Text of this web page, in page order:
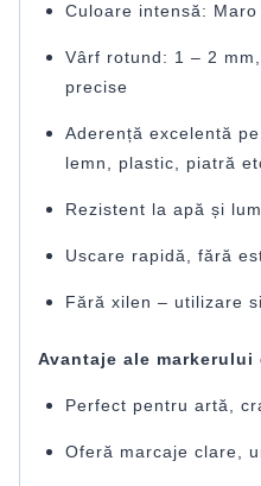
Culoare intensă:
Vârf rotund: 1 – 2
precise
Aderență excelentă
lemn, plastic, piatră
Rezistent la apă și
Uscare rapidă, fără
Fără xilen – utilizare
Avantaje ale markerului
Perfect pentru artă,
Oferă marcaje clare,